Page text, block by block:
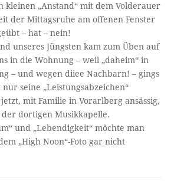
kleinen „Anstand“ mit dem Volderauer
der Mittagsruhe am offenen Fenster
– hat – nein!
unseres Jüngsten kam zum Üben auf
in die Wohnung – weil „daheim“ in
– und wegen diiee Nachbarn! – gings
seine „Leistungsabzeichen“
mit Familie in Vorarlberg ansässig,
dortigen Musikkapelle.
und „Lebendigkeit“ möchte man
„High Noon“-Foto gar nicht